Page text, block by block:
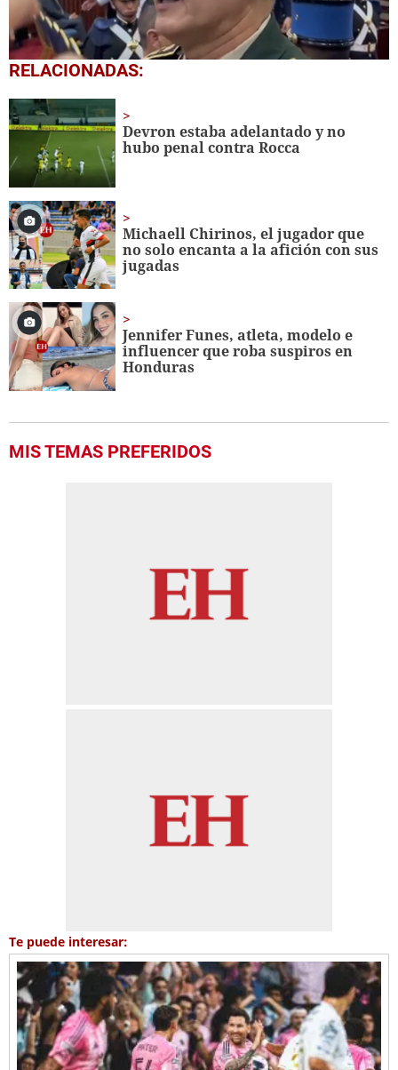
0
seconds
5
minutes,
seconds
RELACIONADAS:
Devron estaba adelantado y no
hubo penal contra Rocca
Michaell Chirinos, el jugador que
no solo encanta a la afición con sus
jugadas
Jennifer Funes, atleta, modelo e
influencer que roba suspiros en
Honduras
MIS TEMAS PREFERIDOS
Te puede interesar: